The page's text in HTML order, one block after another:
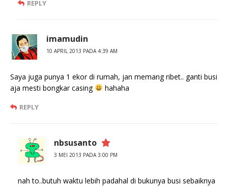
REPLY
imamudin
10 APRIL 2013 PADA 4:39 AM
Saya juga punya 1 ekor di rumah, jan memang ribet.. ganti busi
aja mesti bongkar casing
hahaha
REPLY
nbsusanto
3 MEI 2013 PADA 3:00 PM
nah to..butuh waktu lebih padahal di bukunya busi sebaiknya